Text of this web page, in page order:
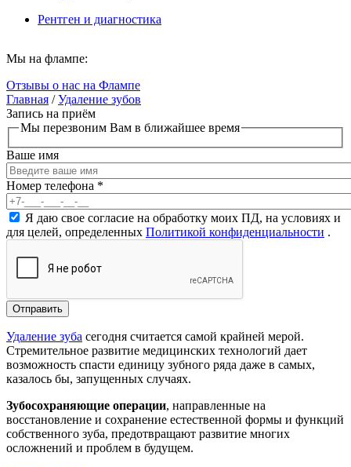
Рентген и диагностика
Мы на флампе:
Отзывы о нас на Флампе
Вы здесь
Главная / Удаление зубов
Запись на приём
Мы перезвоним Вам в ближайшее время
Ваше имя
Номер телефона *
Согласие на обработку персональных данных*
Я даю свое согласие на обработку моих ПД, на условиях и
для целей, определенных Политикой конфиденциальности .
Удаление зуба сегодня считается самой крайней мерой.
Стремительное развитие медицинских технологий дает
возможность спасти единицу зубного ряда даже в самых,
казалось бы, запущенных случаях.
Зубосохраняющие операции, направленные на
восстановление и сохранение естественной формы и функций
собственного зуба, предотвращают развитие многих
осложнений и проблем в будущем.